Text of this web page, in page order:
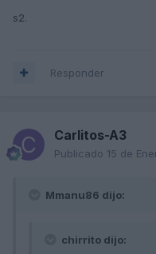
s2.
Responder
Carlitos-A3
Publicado 15 de
Mmanu86 dijo:
chirrito dijo: